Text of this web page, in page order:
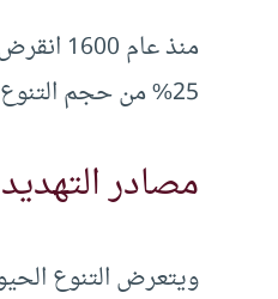
25% من حجم التنوع الحيوي الحالي مهدد بالانقراض خلال الـ25 أو الـ30 سنة القادمة!.
مصادر التهديد
ويتعرض التنوع